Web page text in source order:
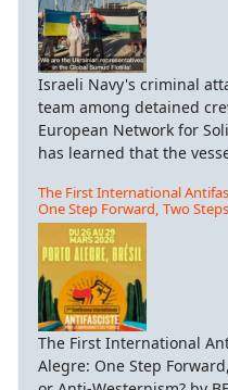
Israeli Navy's criminal
team among detained
European Network for
has learned that the
The First International
One Step Forward, Two
The First International
Alegre: One Step